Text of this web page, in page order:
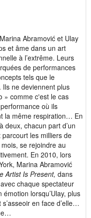
Abramović et Ulay
et âme dans un art
à l’extrême. Leurs
de performances
tels que le
ne deviennent plus
» comme c'est le cas
où ils
la même respiration… En
deux, chacun part d’un
les milliers de
se rejoindre au
En 2010, lors
Marina Abramović
Artist Is Present, dans
chaque spectateur
lorsqu’Ulay, plus
en face d’elle…